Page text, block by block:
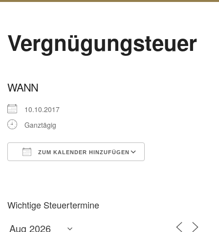
Vergnügungsteuer
WANN
10.10.2017
Ganztägig
ZUM KALENDER HINZUFÜGEN
Wichtige Steuertermine